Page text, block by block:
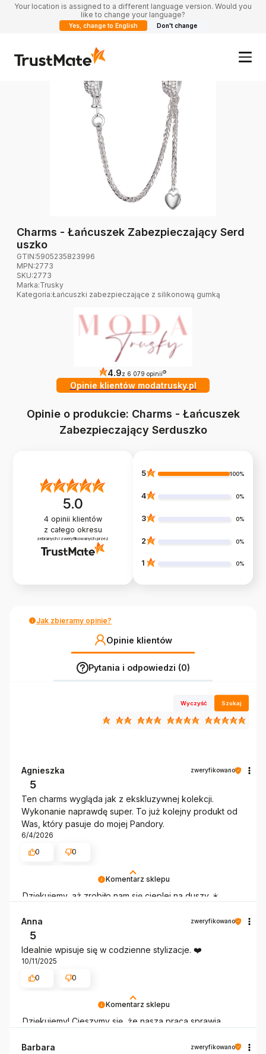
Your location is assigned to a different language version. Would you
like to change your language?
Yes, change to English Don't change
Charms - Łańcuszek Zabezpieczający Serd
uszko
GTIN:5905235823996
MPN:2773
SKU:2773
Marka:Trusky
Kategoria:Łańcuszki zabezpieczające z silikonową gumką
4.9z 6 079 opinii ?
Opinie klientów modatrusky.pl
Opinie o produkcie: Charms - Łańcuszek
Zabezpieczający Serduszko
5.0
4opinii klientów
z całego okresu
zebranych i zweryfikowanych przez
5 100%
4 0%
3 0%
2 0%
1 0%
Jak zbieramy opinie?
Opinie klientów
Pytania i odpowiedzi (0)
Wyczyść Szukaj
Komentarz sklepu
Dziękujemy, aż zrobiło nam się cieplej na duszy ☀️
Agnieszka zweryfikowano
5
Ten charms wygląda jak z ekskluzywnej kolekcji.
Wykonanie naprawdę super. To już kolejny produkt od
Was, który pasuje do mojej Pandory.
6/4/2026
0
0
Komentarz sklepu
Dziękujemy! Cieszymy się, że nasza praca sprawia
Anna zweryfikowano
5
Idealnie wpisuje się w codzienne stylizacje. ❤️
10/11/2025
0
0
Barbara zweryfikowano